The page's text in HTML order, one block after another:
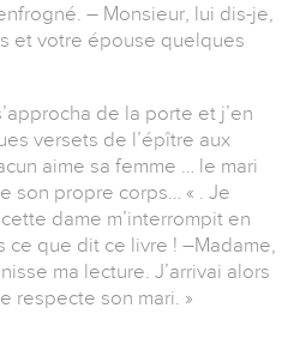
– Monsieur, lui dis-je,
et votre épouse quelques
de la porte et j’en
versets de l’épître aux
aime sa femme … le mari
son propre corps… « . Je
dame m’interrompit en
ce que dit ce livre ! –Madame,
ma lecture. J’arrivai alors
respecte son mari. »